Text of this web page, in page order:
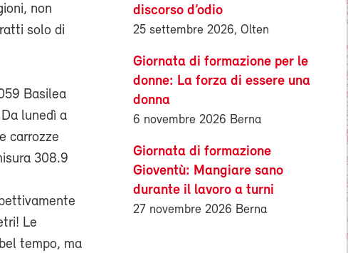
non
solo di
Basilea
lunedì a
carrozze
308.9
Le
tempo, ma
discorso d’odio
25 settembre 2026, Olten
Giornata di formazione per le
donne: La forza di essere una
donna
6 novembre 2026 Berna
Giornata di formazione
Gioventù: Mangiare sano
durante il lavoro a turni
27 novembre 2026 Berna